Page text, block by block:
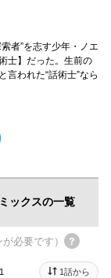
者”を志す少年・ノエ
士】だった。生前の
われた“話術士”なら
ックスの一覧
必要です）
1 1話から